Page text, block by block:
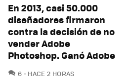
En 2013, casi 50.000
diseñadores firmaron
contra la decisión de no
vender Adobe
Photoshop. Ganó Adobe
6 COMENTARIOS
HACE 2 HORAS